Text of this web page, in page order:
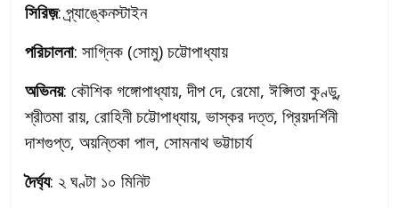
সিরিজ়: প্র্যাঙ্কেনস্টাইন
পরিচালনা: সাগ্নিক (সোমু) চট্টোপাধ্যায়
অভিনয়: কৌশিক গঙ্গোপাধ্যায়, দীপ দে, রেমো, ঈপ্সিতা কুণ্ডু,
শ্রীতমা রায়, রোহিনী চট্টোপাধ্যায়, ভাস্কর দত্ত, প্রিয়দর্শিনী
দাশগুপ্ত, অয়ন্তিকা পাল, সোমনাথ ভট্টাচার্য
দৈর্ঘ্য: ২ ঘণ্টা ১০ মিনিট